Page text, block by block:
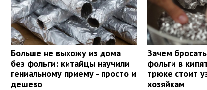
Больше не выхожу из дома
без фольги: китайцы научили
гениальному приему - просто и
дешево
Зачем
фольги в
трюке стоит
хозяйкам